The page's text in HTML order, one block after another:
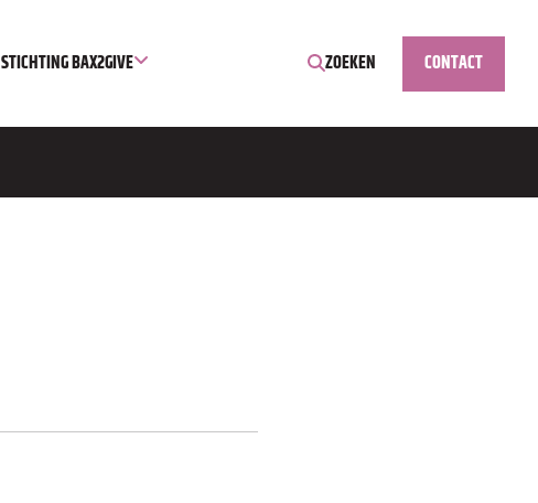
STICHTING BAX2GIVE ZOEKEN CONTACT